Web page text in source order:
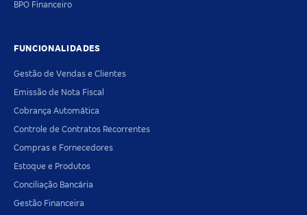
BPO Financeiro
FUNCIONALIDADES
Gestão de Vendas e Clientes
Emissão de Nota Fiscal
Cobrança Automática
Controle de Contratos Recorrentes
Compras e Fornecedores
Estoque e Produtos
Conciliação Bancária
Gestão Financeira